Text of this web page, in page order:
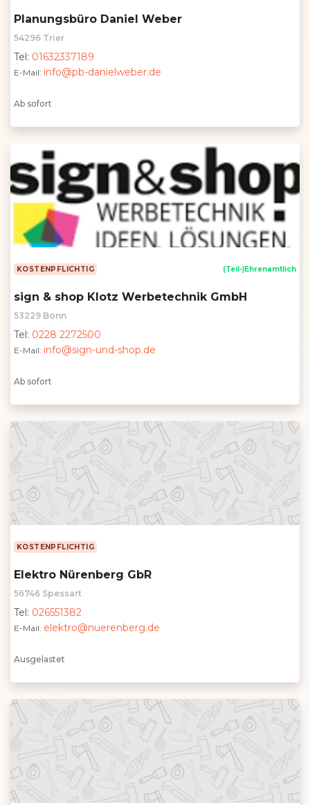
Planungsbüro Daniel Weber
54296 Trier
Tel: 01632337189
E-Mail: info@pb-danielweber.de
Ab sofort
KOSTENPFLICHTIG (Teil-)Ehrenamtlich
sign & shop Klotz Werbetechnik GmbH
53229 Bonn
Tel: 0228 2272500
E-Mail: info@sign-und-shop.de
Ab sofort
KOSTENPFLICHTIG
Elektro Nürenberg GbR
56746 Spessart
Tel: 026551382
E-Mail: elektro@nuerenberg.de
Ausgelastet